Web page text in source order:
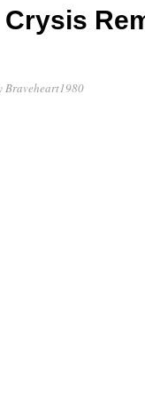
Crysis
Braveheart1980